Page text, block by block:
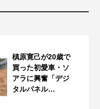
槙原寛己が20歳で
買った初愛車・ソ
アラに興奮「デジ
タルパネル…